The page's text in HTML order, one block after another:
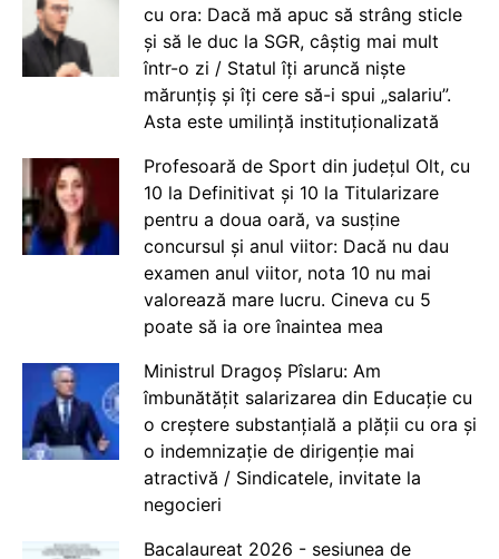
cu ora: Dacă mă apuc să strâng sticle
și să le duc la SGR, câștig mai mult
într-o zi / Statul îți aruncă niște
mărunțiș și îți cere să-i spui „salariu”.
Asta este umilință instituționalizată
Profesoară de Sport din județul Olt, cu
10 la Definitivat și 10 la Titularizare
pentru a doua oară, va susține
concursul și anul viitor: Dacă nu dau
examen anul viitor, nota 10 nu mai
valorează mare lucru. Cineva cu 5
poate să ia ore înaintea mea
Ministrul Dragoș Pîslaru: Am
îmbunătățit salarizarea din Educație cu
o creștere substanțială a plății cu ora și
o indemnizație de dirigenție mai
atractivă / Sindicatele, invitate la
negocieri
Bacalaureat 2026 - sesiunea de